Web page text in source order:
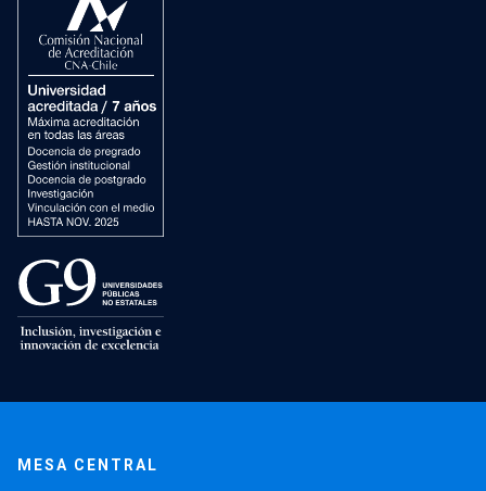
MESA CENTRAL